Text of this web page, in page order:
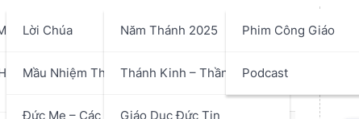
Mến
Lời Chúa
Mầu Nhiệm Thánh Giá
Đức Mẹ – Các Thánh
Năm Thánh 2025
Thánh Kinh – Thần Học
Giáo Dục Đức Tin
Phim Công Giáo
Podcast
Nhật XXI Thường
Thật